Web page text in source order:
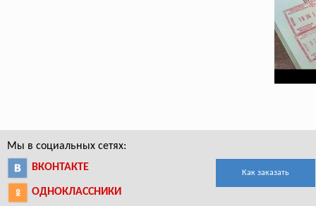
Мы в социальных сетях:
ВКОНТАКТЕ
ОДНОКЛАССНИКИ
Как заказать